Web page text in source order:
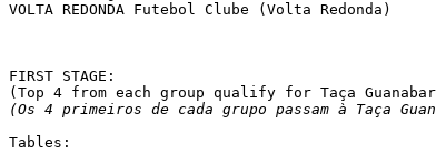
VOLTA REDONDA Futebol Clube (Volta Redonda)
FIRST STAGE:
(Os 4 primeiros de cada grupo passam à Taça
Tables: